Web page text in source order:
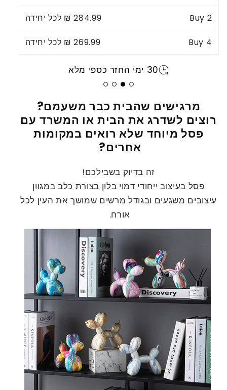
Buy 2 284.99 ₪ לכל יחידה
Buy 4 269.99 ₪ לכל יחידה
30 ימי החזר כספי מלא
מרגישים שהבית כבר משעמם?
רוצים לשדרג את הבית או המשרד עם
פסל מיוחד שלא רואים במקומות
אחרים?
זה בדיוק בשבילכם!
פסל בעיצוב ייחודי דמוי בלון בצורת כלב במגוון
עיצובים משגעים ובגודל מרשים שמושך את העין לכל
אורח.